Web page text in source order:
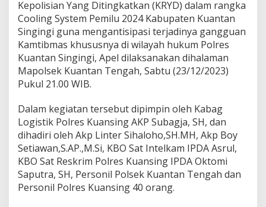
K
a
m
t
i
b
m
a
D
a
a
m
R
a
n
g
Kepolisian Yang Ditingkatkan (KRYD) dalam rangka
Cooling System Pemilu 2024 Kabupaten Kuantan
Singingi guna mengantisipasi terjadinya gangguan
Kamtibmas khususnya di wilayah hukum Polres
Kuantan Singingi, Apel dilaksanakan dihalaman
Mapolsek Kuantan Tengah, Sabtu (23/12/2023)
Pukul 21.00 WIB.
Dalam kegiatan tersebut dipimpin oleh Kabag
Logistik Polres Kuansing AKP Subagja, SH, dan
dihadiri oleh Akp Linter Sihaloho,SH.MH, Akp Boy
Setiawan,S.AP.,M.Si, KBO Sat Intelkam IPDA Asrul,
KBO Sat Reskrim Polres Kuansing IPDA Oktomi
Saputra, SH, Personil Polsek Kuantan Tengah dan
Personil Polres Kuansing 40 orang.